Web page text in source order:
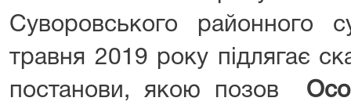
Суворовського
травня 2019 року підлягає
постанови, якою позов